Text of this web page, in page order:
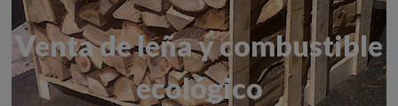
Venta de leña y combustible
ecológico